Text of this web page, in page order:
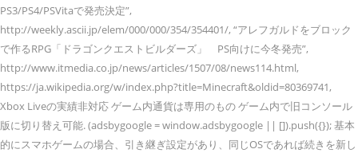
PS3/PS4/PSVitaで発売決定”,
http://weekly.ascii.jp/elem/000/000/354/354401/, “アレフガルドをブロック
で作るRPG「ドラゴンクエストビルダーズ」 PS向けに今冬発売”,
http://www.itmedia.co.jp/news/articles/1507/08/news114.html,
https://ja.wikipedia.org/w/index.php?title=Minecraft&oldid=80369741,
Xbox Liveの実績非対応 ゲーム内通貨は専用のもの ゲーム内で旧コンソール
版に切り替え可能. (adsbygoogle = window.adsbygoogle || []).push({}); 基本
的にスマホゲームの場合、引き継ぎ設定があり、同じOSであれば続きを新し